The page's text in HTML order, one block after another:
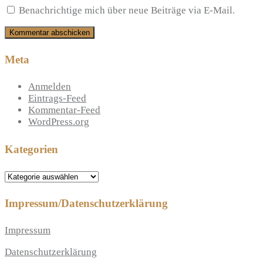
Benachrichtige mich über neue Beiträge via E-Mail.
Meta
Anmelden
Eintrags-Feed
Kommentar-Feed
WordPress.org
Kategorien
Kategorien
Impressum/Datenschutzerklärung
Impressum
Datenschutzerklärung